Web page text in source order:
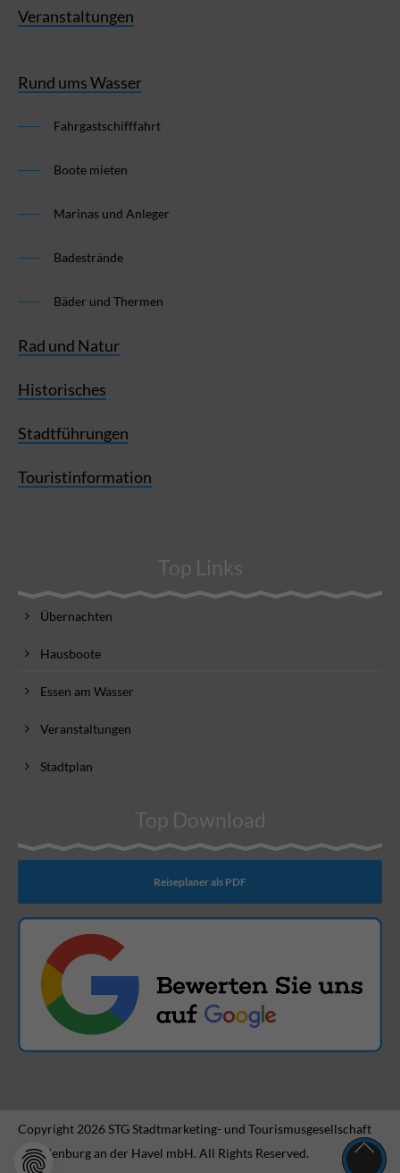
Veranstaltungen
Rund ums Wasser
Fahrgastschifffahrt
Boote mieten
Marinas und Anleger
Badestrände
Bäder und Thermen
Rad und Natur
Historisches
Stadtführungen
Touristinformation
Top Links
Übernachten
Hausboote
Essen am Wasser
Veranstaltungen
Stadtplan
Top Download
Reiseplaner als PDF
Copyright 2026 STG Stadtmarketing- und Tourismusgesellschaft
Brandenburg an der Havel mbH. All Rights Reserved.